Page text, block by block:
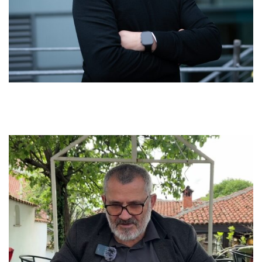
kthente të gjitha në vend, ta rregullonte gjithçka siç ishte më
parë, ishte një makth.